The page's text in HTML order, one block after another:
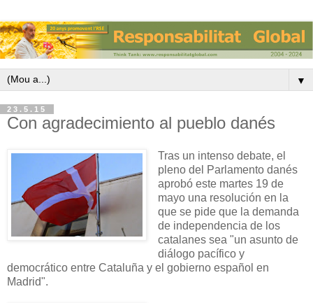
▼
23.5.15
Con agradecimiento al pueblo danés
Tras un intenso debate, el
pleno del Parlamento danés
aprobó este martes 19 de
mayo una resolución en la
que se pide que la demanda
de independencia de los
catalanes sea "un asunto de
diálogo pacífico y
democrático entre Cataluña y el gobierno español en
Madrid".